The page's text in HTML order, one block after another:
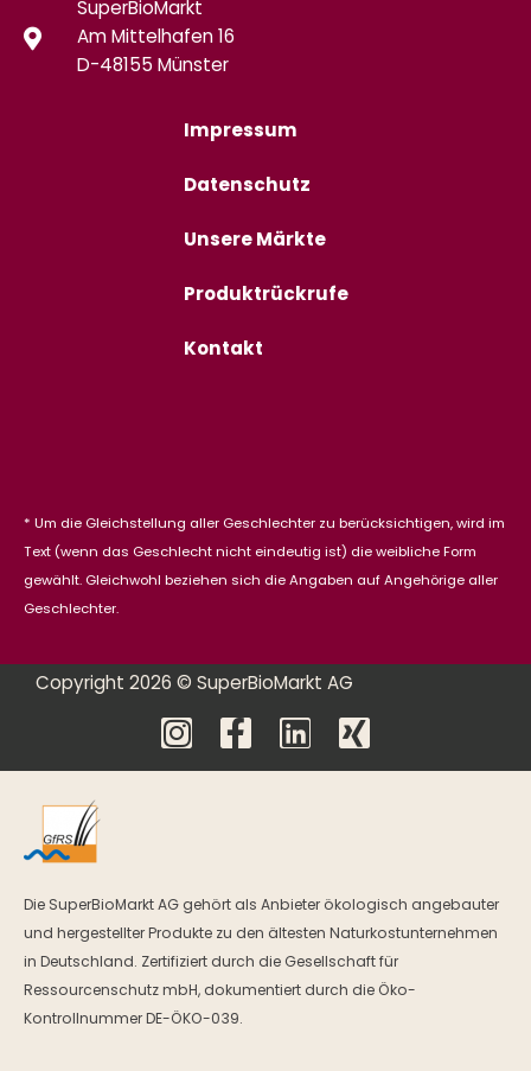
SuperBioMarkt
Am Mittelhafen 16
D-48155 Münster
Impressum
Datenschutz
Unsere Märkte
Produktrückrufe
Kontakt
* Um die Gleichstellung aller Geschlechter zu berücksichtigen, wird im
Text (wenn das Geschlecht nicht eindeutig ist) die weibliche Form
gewählt. Gleichwohl beziehen sich die Angaben auf Angehörige aller
Geschlechter.
Copyright 2026 © SuperBioMarkt AG
Die SuperBioMarkt AG gehört als Anbieter ökologisch angebauter
und hergestellter Produkte zu den ältesten Naturkostunternehmen
in Deutschland. Zertifiziert durch die Gesellschaft für
Ressourcenschutz mbH, dokumentiert durch die Öko-
Kontrollnummer DE-ÖKO-039.